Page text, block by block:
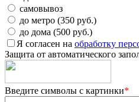
самовывоз
до метро (350 руб.)
до дома (500 руб.)
Я согласен на обработку
Защита от автоматического
Введите символы с картинки*